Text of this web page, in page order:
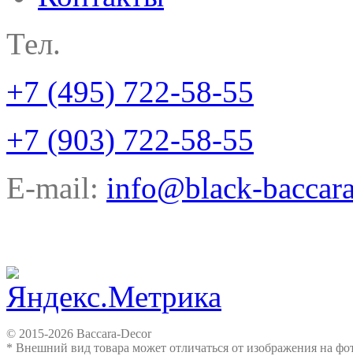
Тел.
+7 (495) 722-58-55
+7 (903) 722-58-55
E-mail: info@black-
© 2015-2026 Baccara-Decor
* Внешний вид товара может отличаться от изображения на